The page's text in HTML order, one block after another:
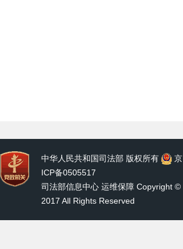
中华人民共和国司法部 版权所有
京
ICP备0505517
司法部信息中心 运维保障 Copyright ©
2017 All Rights Reserved